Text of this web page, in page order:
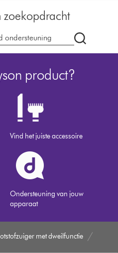
zoekopdracht
Zoek
op
product?
Vind het juiste accessoire
Ondersteuning van jouw
apparaat
met dweilfunctie